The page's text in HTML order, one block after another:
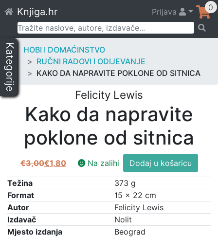
to
content
Knjiga.hr Prijava 0
Pretraži:
Kategorije
HOBI I DOMAĆINSTVO
RUČNI RADOVI I ODIJEVANJE
KAKO DA NAPRAVITE POKLONE OD SITNICA
Felicity Lewis
Kako da napravite
poklone od sitnica
€3,00
Izvorna
cijena
bila
je:
€3,00.
€1,80
Trenutna
cijena
je:
€1,80.
Na zalihi
Kako
da
napravite
poklone
od
sitnica
količina
Dodaj u košaricu
Težina
373 g
Format
15 × 22 cm
Autor
Felicity Lewis
Izdavač
Nolit
Mjesto izdanja
Beograd